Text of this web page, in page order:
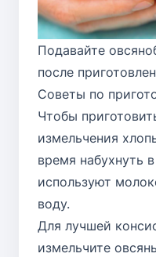
Подавайте
после
Советы по
Чтобы
измельчения
время набухнуть
используют
воду.
Для лучшей
измельчите